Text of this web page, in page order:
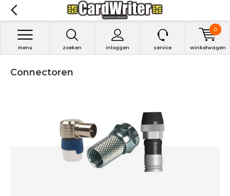
zoeken inloggen
menu service winkelwagen
0
Connectoren